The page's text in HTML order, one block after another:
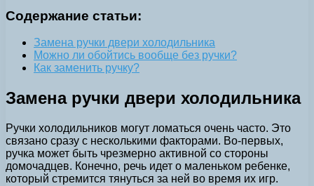
Содержание статьи:
Замена ручки двери холодильника
Можно ли обойтись вообще без ручки?
Как заменить ручку?
Замена ручки двери холодильника
Ручки холодильников могут ломаться очень часто. Это
связано сразу с несколькими факторами. Во-первых,
ручка может быть чрезмерно активной со стороны
домочадцев. Конечно, речь идет о маленьком ребенке,
который стремится тянуться за ней во время их игр.